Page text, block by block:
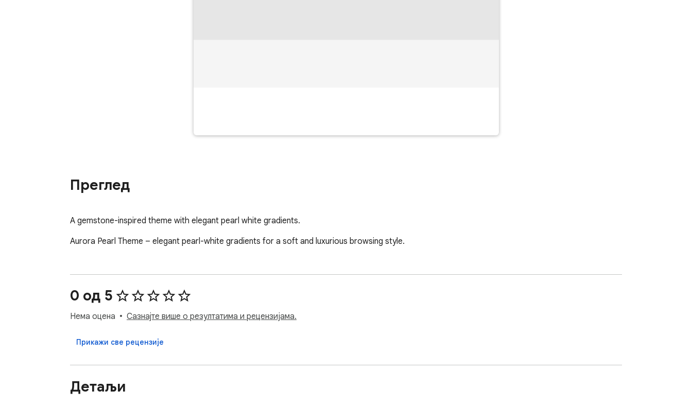
Преглед
A gemstone-inspired theme with elegant pearl white gradients.
Aurora Pearl Theme – elegant pearl-white gradients for a soft and luxurious browsing style.
0 од 5
Нема оцена Сазнајте више о резултатима и рецензијама.
Прикажи све рецензије
Детаљи